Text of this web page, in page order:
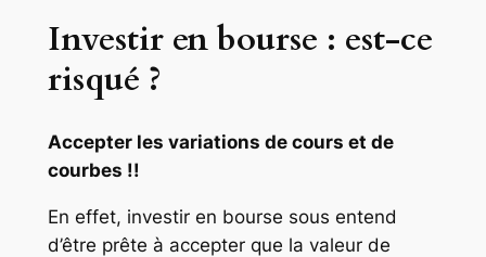
Investir en bourse : est-ce
risqué ?
Accepter les variations de cours et de
courbes !!
En effet, investir en bourse sous entend
d’être prête à accepter que la valeur de